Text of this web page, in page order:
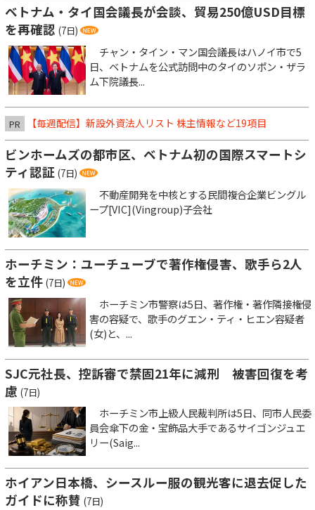
ベトナム・タイ国会議長が会談、貿易250億USD目標
を再確認 (7日)
チャン・タイン・マン国会議長はハノイ市で5
日、ベトナムを公式訪問中のタイのソポン・ザラ
ム下院議長...
PR 【毎週配信】新設外資法人リスト 株主情報など19項目
ビンホームズの都市区、ベトナム初の国際スマートシ
ティ認証 (7日)
不動産開発を中核とする民間複合企業ビングル
ープ[VIC](Vingroup)子会社
ホーチミン：ユーチューブで著作権侵害、歌手ら2人
を立件 (7日)
ホーチミン市警察は5日、著作権・著作隣接権侵
害の容疑で、歌手のグエン・ティ・ヒエン容疑者
(女)と、...
SJC元社長、控訴審で禁固21年に減刑 被害回復を考
慮 (7日)
ホーチミン市上級人民裁判所は5日、同市人民委
員会傘下の金・宝飾品大手であるサイゴンジュエ
リー(Saig...
ホイアン日本橋、シースルー服の観光客に退去促した
ガイドに称賛 (7日)